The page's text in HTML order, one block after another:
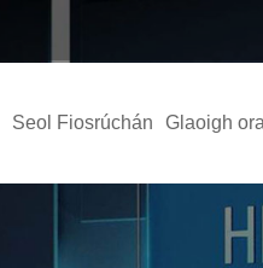
Seol Fiosrúchán Glaoigh